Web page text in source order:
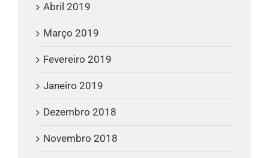
Abril 2019
Março 2019
Fevereiro 2019
Janeiro 2019
Dezembro 2018
Novembro 2018